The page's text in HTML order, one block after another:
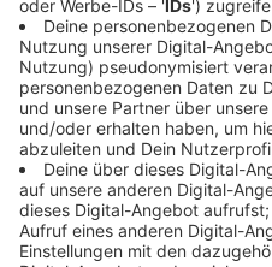
Immer auf